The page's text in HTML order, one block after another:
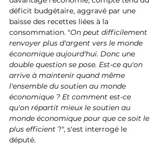
déficit budgétaire, aggravé par une
baisse des recettes liées à la
consommation. "On peut difficilement
renvoyer plus d'argent vers le monde
économique aujourd'hui. Donc une
double question se pose. Est-ce qu'on
arrive à maintenir quand même
l'ensemble du soutien au monde
économique ? Et comment est-ce
qu'on répartit mieux le soutien au
monde économique pour que ce soit le
plus efficient ?", s'est interrogé le
député.